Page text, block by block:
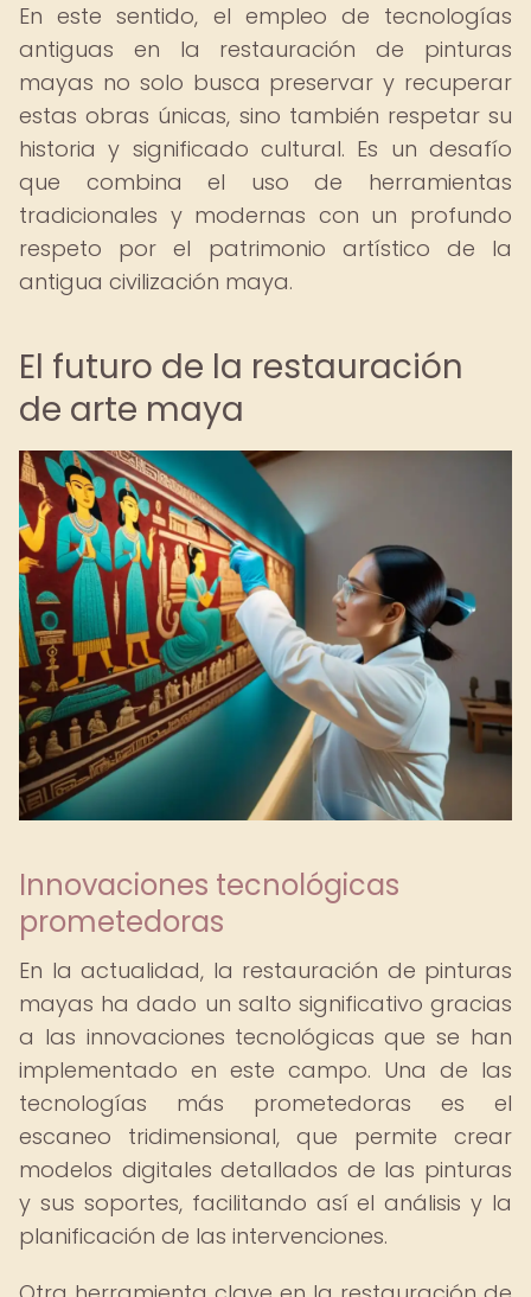
En este sentido, el empleo de tecnologías
antiguas en la restauración de pinturas
mayas no solo busca preservar y recuperar
estas obras únicas, sino también respetar su
historia y significado cultural. Es un desafío
que combina el uso de herramientas
tradicionales y modernas con un profundo
respeto por el patrimonio artístico de la
antigua civilización maya.
El futuro de la restauración
de arte maya
Innovaciones tecnológicas
prometedoras
En la actualidad, la restauración de pinturas
mayas ha dado un salto significativo gracias
a las innovaciones tecnológicas que se han
implementado en este campo. Una de las
tecnologías más prometedoras es el
escaneo tridimensional, que permite crear
modelos digitales detallados de las pinturas
y sus soportes, facilitando así el análisis y la
planificación de las intervenciones.